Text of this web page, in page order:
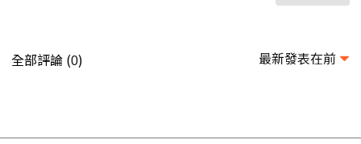
全部評論 (0) 最新發表在前